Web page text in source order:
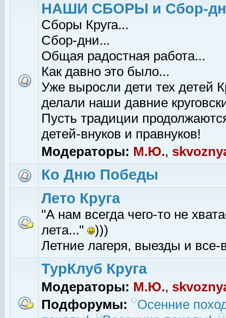
НАШИ СБОРЫ и Сбор-
Сборы Круга...
Сбор-дни...
Общая радостная работа...
Как давно это было...
Уже выросли дети тех детей
делали наши давние
Пусть традиции
детей-внуков и правнуков!
Модераторы: М.Ю.,
Ко Дню Победы
Лето Круга
"А нам всегда чего-то не
лета..."
)))
Летние лагеря, выезды и все-
ТурКлуб Круга
Модераторы: М.Ю.,
Подфорумы:
Осенние